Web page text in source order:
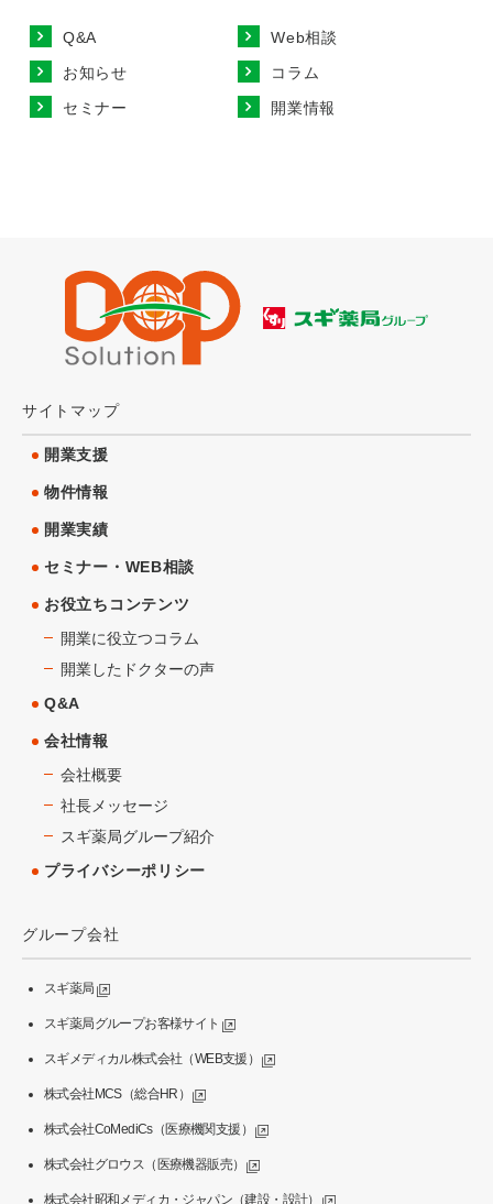
Q&A
Web相談
お知らせ
コラム
セミナー
開業情報
サイトマップ
開業支援
物件情報
開業実績
セミナー・WEB相談
お役立ちコンテンツ
開業に役立つコラム
開業したドクターの声
Q&A
会社情報
会社概要
社長メッセージ
スギ薬局グループ紹介
プライバシーポリシー
グループ会社
スギ薬局
スギ薬局グループお客様サイト
スギメディカル株式会社（WEB支援）
株式会社MCS（総合HR）
株式会社CoMediCs（医療機関支援）
株式会社グロウス（医療機器販売）
株式会社昭和メディカ・ジャパン（建設・設計）